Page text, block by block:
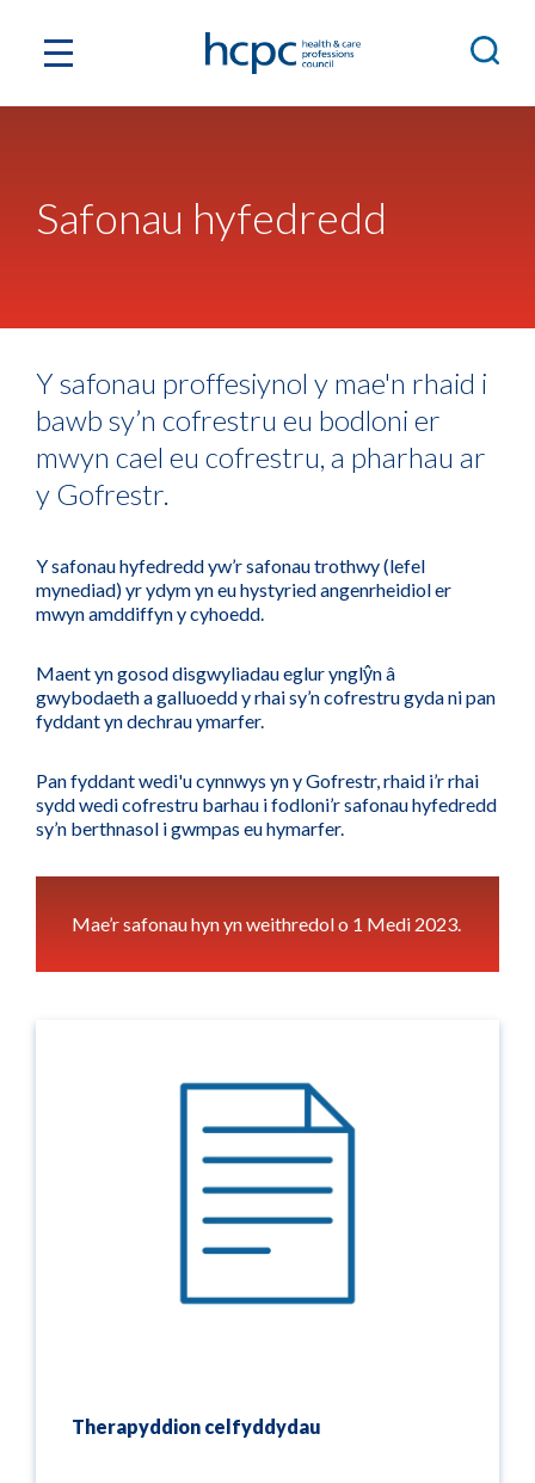
Safonau hyfedredd
Y safonau proffesiynol y mae'n rhaid i
bawb sy’n cofrestru eu bodloni er
mwyn cael eu cofrestru, a pharhau ar
y Gofrestr.
Y safonau hyfedredd yw’r safonau trothwy (lefel
mynediad) yr ydym yn eu hystyried angenrheidiol er
mwyn amddiffyn y cyhoedd.
Maent yn gosod disgwyliadau eglur ynglŷn â
gwybodaeth a galluoedd y rhai sy’n cofrestru gyda ni pan
fyddant yn dechrau ymarfer.
Pan fyddant wedi'u cynnwys yn y Gofrestr, rhaid i’r rhai
sydd wedi cofrestru barhau i fodloni’r safonau hyfedredd
sy’n berthnasol i gwmpas eu hymarfer.
Mae’r safonau hyn yn weithredol o 1 Medi 2023.
Therapyddion celfyddydau